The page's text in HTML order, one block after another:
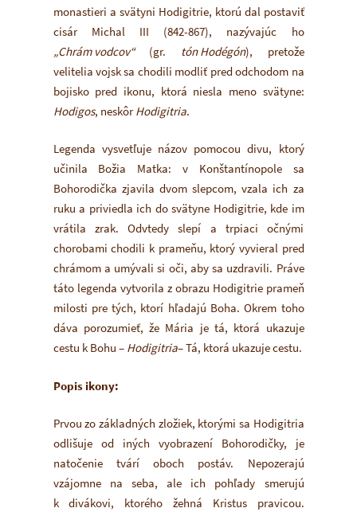
monastieri a svätyni Hodigitrie, ktorú dal postaviť
cisár Michal III (842-867), nazývajúc ho
„Chrám vodcov“(gr. tón Hodégón), pretože
velitelia vojsk sa chodili modliť pred odchodom na
bojisko pred ikonu, ktorá niesla meno svätyne:
Hodigos, neskôrHodigitria.
Legenda vysvetľuje názov pomocou divu, ktorý
učinila Božia Matka: v Konštantínopole sa
Bohorodička zjavila dvom slepcom, vzala ich za
ruku a priviedla ich do svätyne Hodigitrie, kde im
vrátila zrak. Odvtedy slepí a trpiaci očnými
chorobami chodili k prameňu, ktorý vyvieral pred
chrámom a umývali si oči, aby sa uzdravili. Práve
táto legenda vytvorila z obrazu Hodigitrie prameň
milosti pre tých, ktorí hľadajú Boha. Okrem toho
dáva porozumieť, že Mária je tá, ktorá ukazuje
cestu k Bohu – Hodigitria– Tá, ktorá ukazuje cestu.
Popis ikony:
Prvou zo základných zložiek, ktorými sa Hodigitria
odlišuje od iných vyobrazení Bohorodičky, je
natočenie tvárí oboch postáv. Nepozerajú
vzájomne na seba, ale ich pohľady smerujú
k divákovi, ktorého žehná Kristus pravicou.